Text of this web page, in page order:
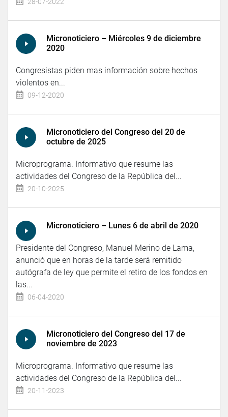
Micronoticiero – Miércoles 9 de diciembre
2020
Congresistas piden mas información sobre hechos
violentos en...
09-12-2020
Micronoticiero del Congreso del 20 de
octubre de 2025
Microprograma. Informativo que resume las
actividades del Congreso de la República del...
20-10-2025
Micronoticiero – Lunes 6 de abril de 2020
Presidente del Congreso, Manuel Merino de Lama,
anunció que en horas de la tarde será remitido
autógrafa de ley que permite el retiro de los fondos en
las...
06-04-2020
Micronoticiero del Congreso del 17 de
noviembre de 2023
Microprograma. Informativo que resume las
actividades del Congreso de la República del...
20-11-2023